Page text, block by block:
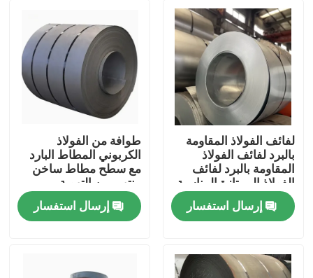
منزل
حول بنا
لفائف الفولاذ المقاومة
بالبرد لفائف الفولاذ
المقاومة بالبرد لفائف
الفولاذ الممتازة المناسبة
لمكونات السيارات ومواد
البناء
إرسال استفسار
طوافة من الفولاذ
الكربوني المطاط البارد
مع سطح مطاط ساخن
منتهى من التهوية
الساطعة مصممة للبناء
والميكانيكاإرسال استفسار